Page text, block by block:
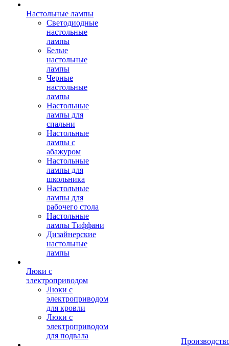
Настольные лампы
Светодиодные
настольные
лампы
Белые
настольные
лампы
Черные
настольные
лампы
Настольные
лампы для
спальни
Настольные
лампы с
абажуром
Настольные
лампы для
школьника
Настольные
лампы для
рабочего стола
Настольные
лампы Тиффани
Дизайнерские
настольные
лампы
Люки с
электроприводом
Люки с
электроприводом
для кровли
Люки с
электроприводом
для подвала